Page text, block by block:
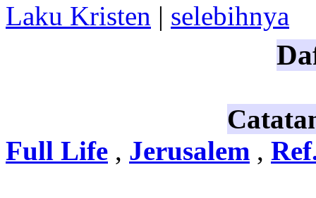
Laku Kristen | selebihnya
Full Life , Jerusalem ,